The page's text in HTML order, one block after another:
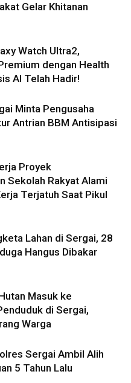
Gelar Khitanan
Watch Ultra2,
dengan Health
AI Telah Hadir!
Minta Pengusaha
Antrian BBM Antisipasi
Proyek
Sekolah Rakyat Alami
Terjatuh Saat Pikul
Lahan di Sergai, 28
Hangus Dibakar
Masuk ke
di Sergai,
Warga
Sergai Ambil Alih
5 Tahun Lalu